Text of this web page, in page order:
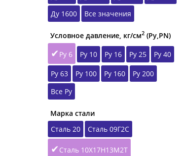
Ду 1600
Все значения
Условное давление, кг/см2 (Ру,РN)
Ру 6
Ру 10 Ру 16 Ру 25 Ру 40
Ру 63 Ру 100 Ру 160
Ру 200
Все Ру
Марка стали
Сталь 20
Сталь 09Г2С
Сталь 10Х17Н13М2Т